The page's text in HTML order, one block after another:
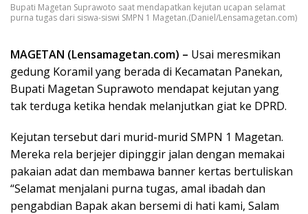
Bupati Magetan Suprawoto saat mendapatkan kejutan ucapan selamat
purna tugas dari siswa-siswi SMPN 1 Magetan.(Daniel/Lensamagetan.com)
MAGETAN (Lensamagetan.com) – Usai meresmikan
gedung Koramil yang berada di Kecamatan Panekan,
Bupati Magetan Suprawoto mendapat kejutan yang
tak terduga ketika hendak melanjutkan giat ke DPRD.
Kejutan tersebut dari murid-murid SMPN 1 Magetan.
Mereka rela berjejer dipinggir jalan dengan memakai
pakaian adat dan membawa banner kertas bertuliskan
“Selamat menjalani purna tugas, amal ibadah dan
pengabdian Bapak akan bersemi di hati kami, Salam